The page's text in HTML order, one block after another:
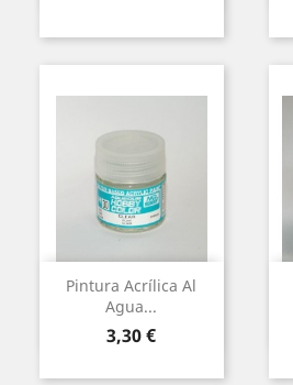
Pintura Acrílica Al
Agua...
Preu
3,30 €